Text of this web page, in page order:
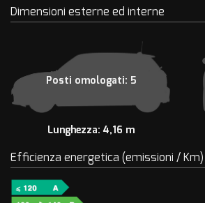
Dimensioni esterne ed interne
Posti omologati: 5
Lunghezza: 4,16 m
Efficienza energetica (emissioni / Km)